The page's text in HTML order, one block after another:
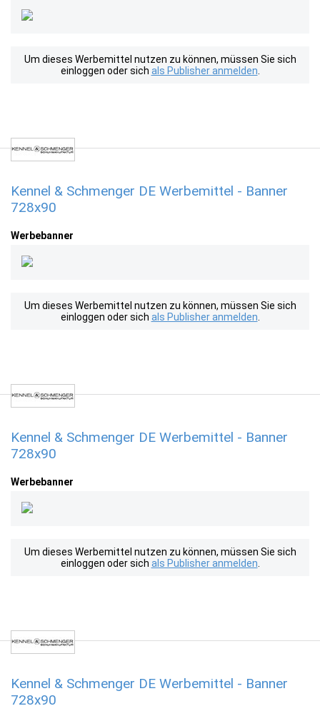
Um dieses Werbemittel nutzen zu können, müssen Sie sich
einloggen oder sich als Publisher anmelden
Kennel & Schmenger DE Werbemittel - Banner
728x90
Werbebanner
Um dieses Werbemittel nutzen zu können, müssen Sie sich
einloggen oder sich als Publisher anmelden
Kennel & Schmenger DE Werbemittel - Banner
728x90
Werbebanner
Um dieses Werbemittel nutzen zu können, müssen Sie sich
einloggen oder sich als Publisher anmelden
Kennel & Schmenger DE Werbemittel - Banner
728x90